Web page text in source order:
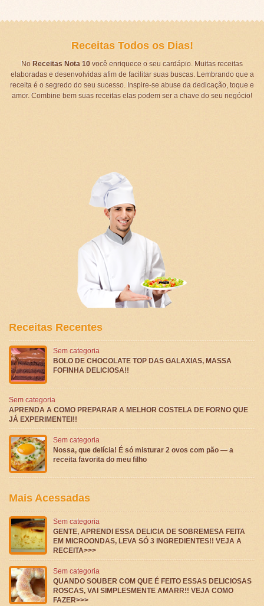
Receitas Todos os Dias!
No Receitas Nota 10você enriquece o seu cardápio. Muitas receitas
elaboradas e desenvolvidas afim de facilitar suas buscas. Lembrando que a
receita é o segredo do seu sucesso. Inspire-se abuse da dedicação, toque e
amor. Combine bem suas receitas elas podem ser a chave do seu negócio!
Receitas Recentes
Sem categoria
BOLO DE CHOCOLATE TOP DAS GALAXIAS, MASSA
FOFINHA DELICIOSA!!
Sem categoria
APRENDA A COMO PREPARAR A MELHOR COSTELA DE FORNO QUE
JÁ EXPERIMENTEI!!
Sem categoria
Nossa, que delícia! É só misturar 2 ovos com pão — a
receita favorita do meu filho
Mais Acessadas
Sem categoria
GENTE, APRENDI ESSA DELICIA DE SOBREMESA FEITA
EM MICROONDAS, LEVA SÓ 3 INGREDIENTES!! VEJA A
RECEITA>>>
Sem categoria
QUANDO SOUBER COM QUE É FEITO ESSAS DELICIOSAS
ROSCAS, VAI SIMPLESMENTE AMARR!! VEJA COMO
FAZER>>>